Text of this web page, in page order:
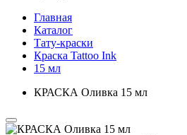
Главная
Каталог
Тату-краски
Краска Tattoo Ink
15 мл
КРАСКА Оливка 15 мл